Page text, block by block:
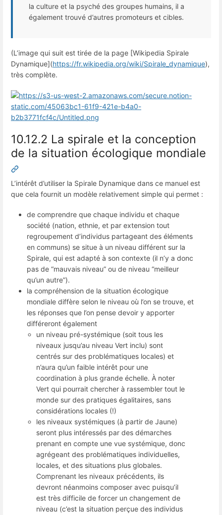
la culture et la psyché des groupes humains, il a
également trouvé d’autres promoteurs et cibles.
(L’image qui suit est tirée de la page [Wikipedia Spirale
Dynamique](https://fr.wikipedia.org/wiki/Spirale_dynamique),
très complète.
10.12.2 La spirale et la conception
de la situation écologique mondiale
L’intérêt d’utiliser la Spirale Dynamique dans ce manuel est
que cela fournit un modèle relativement simple qui permet :
de comprendre que chaque individu et chaque
société (nation, ethnie, et par extension tout
regroupement d’individus partageant des éléments
en communs) se situe à un niveau différent sur la
Spirale, qui est adapté à son contexte (il n’y a donc
pas de “mauvais niveau” ou de niveau “meilleur
qu’un autre”).
la compréhension de la situation écologique
mondiale diffère selon le niveau où l’on se trouve, et
les réponses que l’on pense devoir y apporter
différeront également
un niveau pré-systémique (soit tous les
niveaux jusqu’au niveau Vert inclu) sont
centrés sur des problématiques locales) et
n’aura qu’un faible intérêt pour une
coordination à plus grande échelle. À noter
Vert qui pourrait chercher à rassembler tout le
monde sur des pratiques égalitaires, sans
considérations locales (!)
les niveaux systémiques (à partir de Jaune)
seront plus intéressés par des démarches
prenant en compte une vue systémique, donc
agrégeant des problématiques individuelles,
locales, et des situations plus globales.
Comprenant les niveaux précédents, ils
devront néanmoins composer avec puisqu’il
est très difficile de forcer un changement de
niveau (c’est la situation perçue des individus